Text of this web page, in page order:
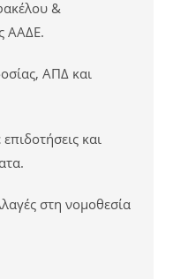
&
ΑΑΔΕ.
ΑΠΔ και
και
στη νομοθεσία